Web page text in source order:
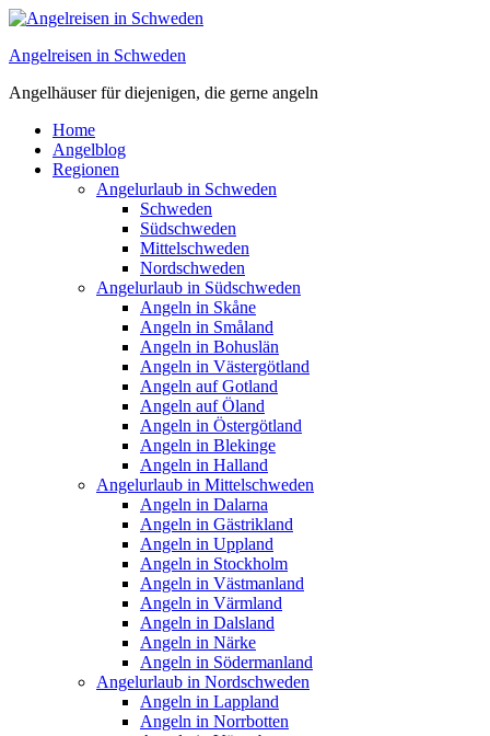
Angelreisen in Schweden
Angelhäuser für diejenigen, die gerne angeln
Home
Angelblog
Regionen
Angelurlaub in Schweden
Schweden
Südschweden
Mittelschweden
Nordschweden
Angelurlaub in Südschweden
Angeln in Skåne
Angeln in Småland
Angeln in Bohuslän
Angeln in Västergötland
Angeln auf Gotland
Angeln auf Öland
Angeln in Östergötland
Angeln in Blekinge
Angeln in Halland
Angelurlaub in Mittelschweden
Angeln in Dalarna
Angeln in Gästrikland
Angeln in Uppland
Angeln in Stockholm
Angeln in Västmanland
Angeln in Värmland
Angeln in Dalsland
Angeln in Närke
Angeln in Södermanland
Angelurlaub in Nordschweden
Angeln in Lappland
Angeln in Norrbotten